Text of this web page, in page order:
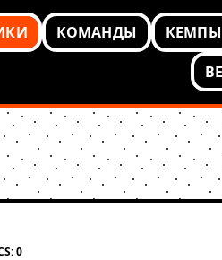
КОМАНДЫ КЕМПЫ
0